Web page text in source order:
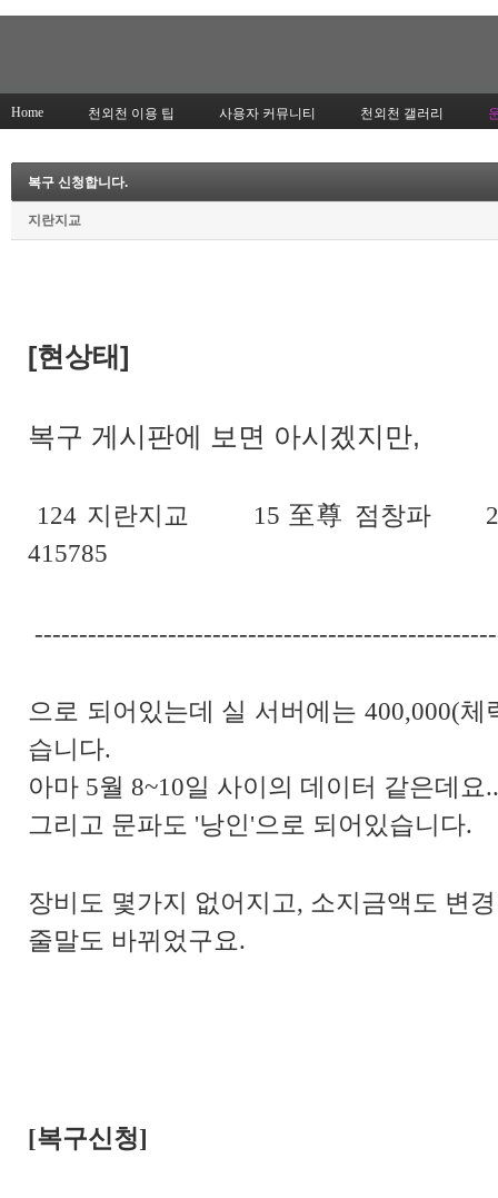
Home 천외천 이용 팁 사용자 커뮤니티 천외천 갤러리
복구 신청합니다.
지란지교
[현상태]
복구 게시판에 보면 아시겠지만,
124 지란지교 15 至尊 점창파
415785
으로 되어있는데 실 서버에는 400,000(
습니다.
아마 5월 8~10일 사이의 데이터 같은데요..
그리고 문파도 '낭인'으로 되어있습니다.
장비도 몇가지 없어지고, 소지금액도 변
줄말도 바뀌었구요.
[복구신청]